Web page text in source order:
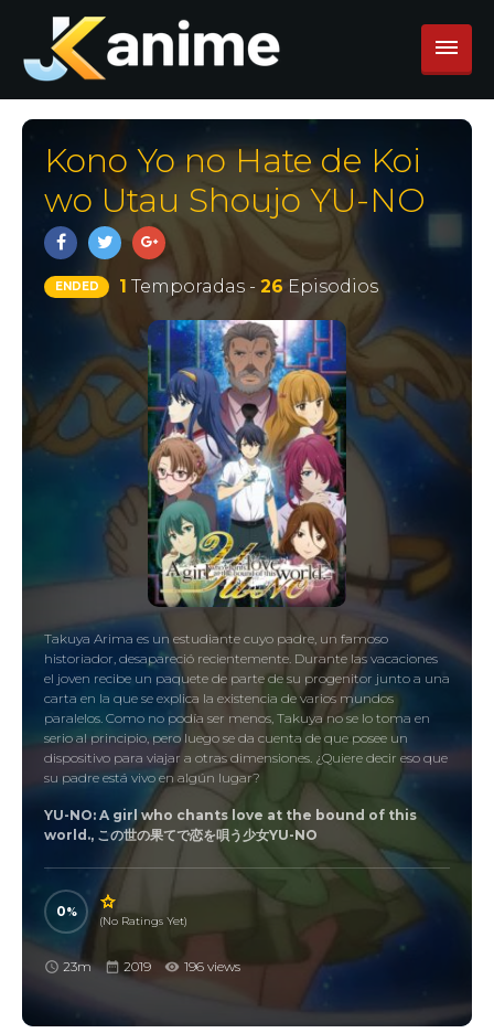
Kono Yo no Hate de Koi
wo Utau Shoujo YU-NO
ENDED 1 Temporadas - 26 Episodios
Takuya Arima es un estudiante cuyo padre, un famoso
historiador, desapareció recientemente. Durante las vacaciones
el joven recibe un paquete de parte de su progenitor junto a una
carta en la que se explica la existencia de varios mundos
paralelos. Como no podía ser menos, Takuya no se lo toma en
serio al principio, pero luego se da cuenta de que posee un
dispositivo para viajar a otras dimensiones. ¿Quiere decir eso que
su padre está vivo en algún lugar?
YU-NO: A girl who chants love at the bound of this
world., この世の果てで恋を唄う少女YU-NO
0
(No Ratings Yet)
23m 2019 196 views